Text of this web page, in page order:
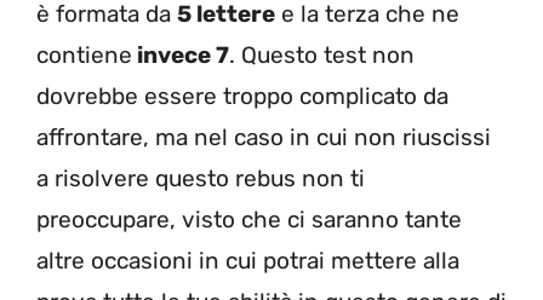
è formata da 5 lettere e la terza che ne
contiene invece 7. Questo test non
dovrebbe essere troppo complicato da
affrontare, ma nel caso in cui non riuscissi
a risolvere questo rebus non ti
preoccupare, visto che ci saranno tante
altre occasioni in cui potrai mettere alla